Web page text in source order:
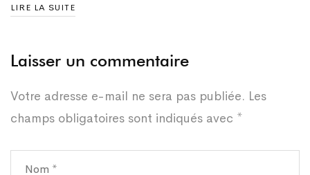
LIRE LA SUITE
Laisser un commentaire
Votre adresse e-mail ne sera pas publiée. Les
champs obligatoires sont indiqués avec *